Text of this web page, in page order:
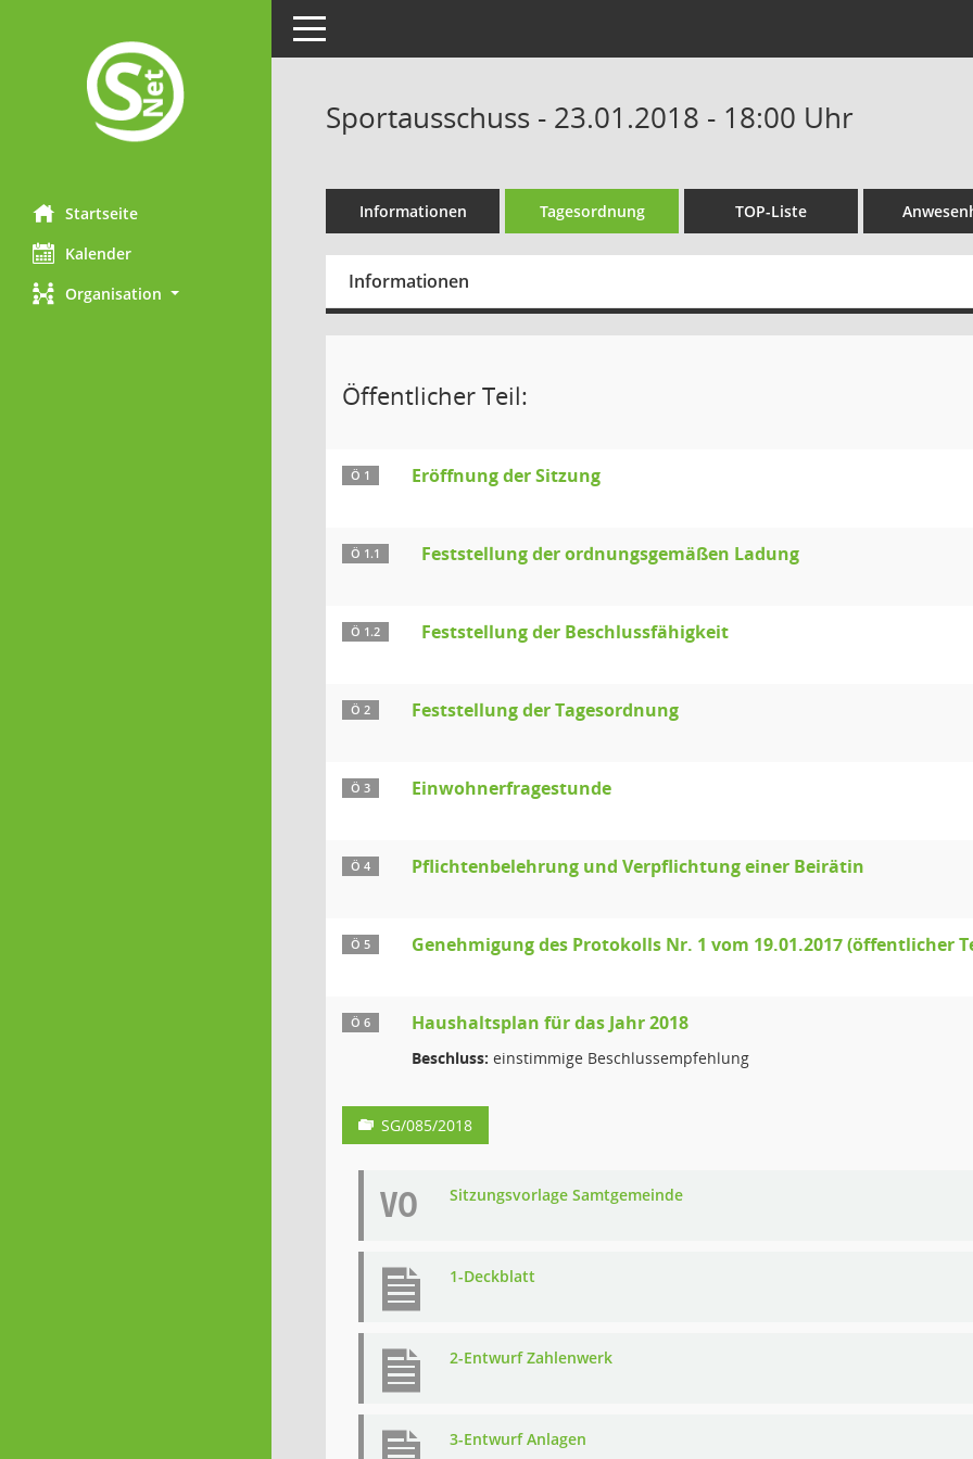
Startseite
Kalender
Organisation
Toggle navigation
Sportausschuss - 23.01.2018 - 18:00 Uhr
Informationen Tagesordnung TOP-Liste
Informationen
Öffentlicher Teil:
Ö 1 Eröffnung der Sitzung
Ö 1.1 Feststellung der ordnungsgemäßen Ladung
Ö 1.2 Feststellung der Beschlussfähigkeit
Ö 2 Feststellung der Tagesordnung
Ö 3 Einwohnerfragestunde
Ö 4 Pflichtenbelehrung und Verpflichtung einer Beirätin
Ö 5 Genehmigung des Protokolls Nr. 1 vom 19.01.2017 (öffentlicher
Ö 6 Haushaltsplan für das Jahr 2018
Beschluss: einstimmige Beschlussempfehlung
SG/085/2018
VO Sitzungsvorlage Samtgemeinde
1-Deckblatt
2-Entwurf Zahlenwerk
3-Entwurf Anlagen